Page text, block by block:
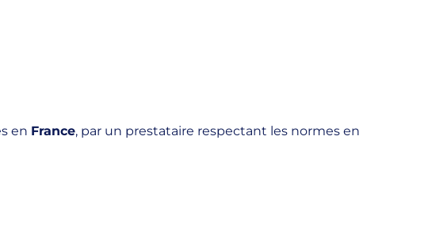
en France, par un prestataire respectant les normes en